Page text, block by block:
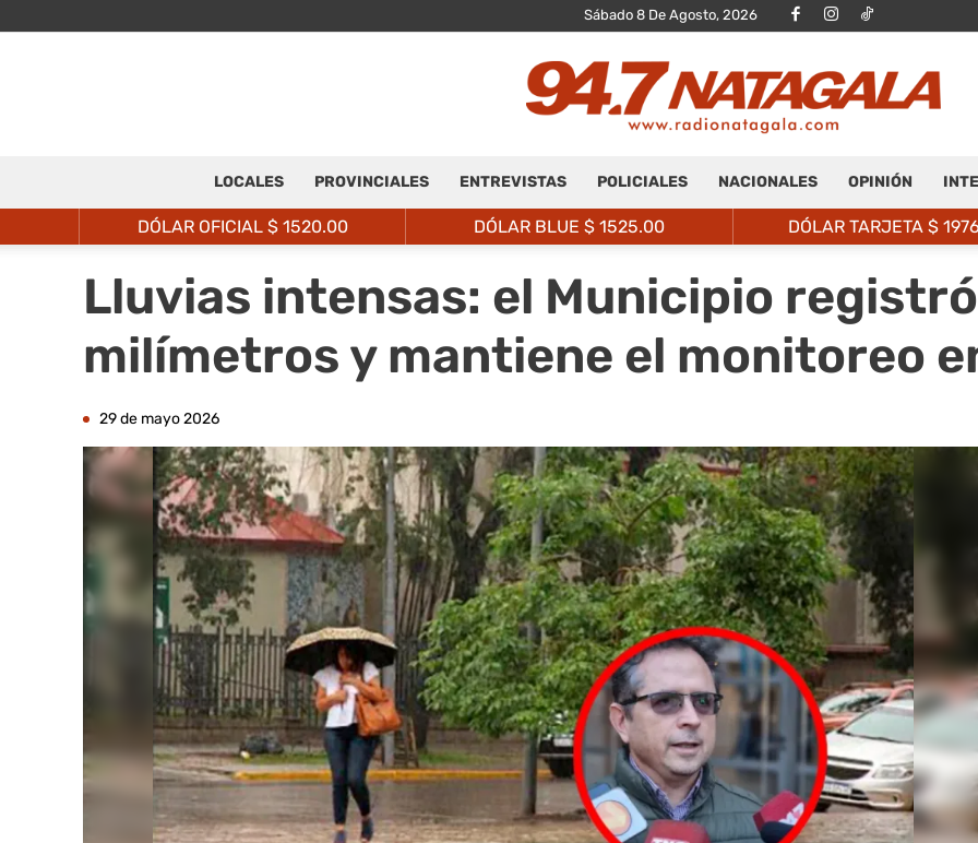
Sábado 8 De Agosto, 2026
Natagalá
LOCALES PROVINCIALES ENTREVISTAS POLICIALES NACIONALES OPINIÓN
DÓLAR OFICIAL $ 1520.00 DÓLAR BLUE $ 1525.00 DÓLAR TARJETA $
Lluvias intensas: el Municipio
milímetros y mantiene el monitoreo
29 de mayo 2026